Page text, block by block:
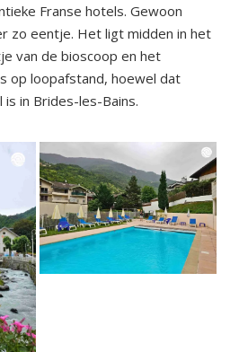
Franse hotels. Gewoon
zo eentje. Het ligt midden in het
van de bioscoop en het
op loopafstand, hoewel dat
in Brides-les-Bains.